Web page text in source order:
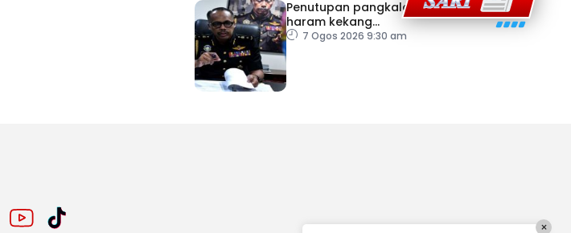
Penutupan pangkalan
haram kekang
penyeludupan di Kelantan
7 Ogos 2026 9:30 am
×